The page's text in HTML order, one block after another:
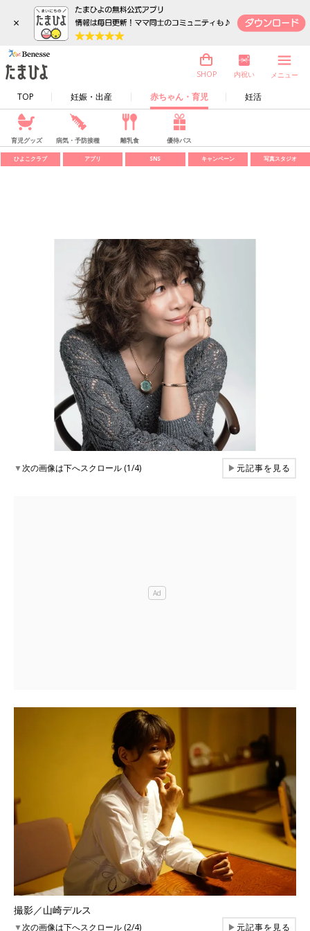
×
TOP 妊娠・出産 赤ちゃん・育児 妊活
SHOP 内祝い メニュー
育児グッズ 病気・予防接種 離乳食 優待パス
ひよこクラブ アプリ SNS キャンペーン 写真スタジオ
▼次の画像は下へスクロール (1/4) ▶元記事を見る
撮影／山崎デルス
▼次の画像は下へスクロール (2/4) ▶元記事を見る